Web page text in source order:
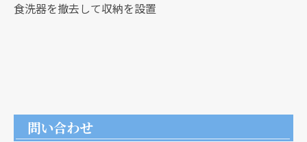
食洗器を撤去して収納を設置
問い合わせ